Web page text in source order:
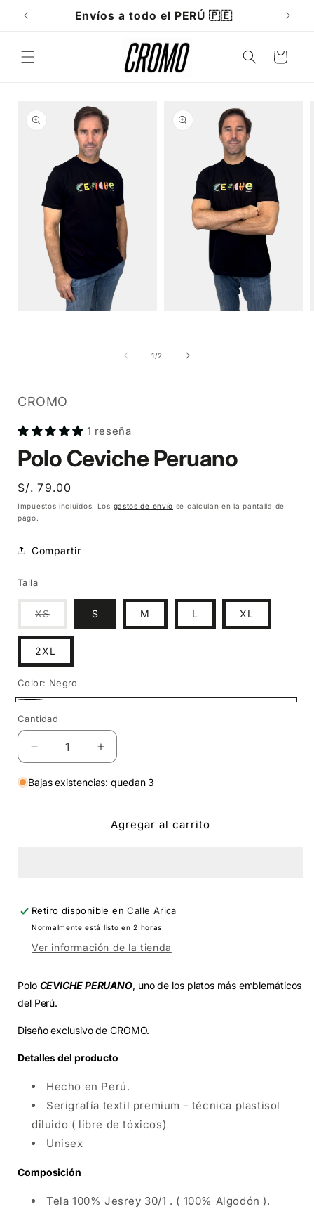
directamenteEnvíos a todo el PERÚ 🇵🇪
Carrito
información
del producto
1/de
2
CROMO
1 reseña
Polo Ceviche Peruano
Precio
habitual
S/. 79.00
Impuestos incluidos. Los gastos de envío se calculan en la pantalla de
pago.
Compartir
Talla
XSVariante
agotada
o
no
disponible
S M L XL
2XL
Color: Negro
Cantidad
Cantidad
Reducir
cantidad
para
Aumentar
cantidad
para
Peruano
Bajas existencias: quedan 3
Agregar al carrito
Retiro disponible enCalle Arica
Normalmente está listo en 2 horas
Ver información de la tienda
Polo CEVICHE PERUANO, uno de los platos más emblemáticos
del Perú.
Diseño exclusivo de CROMO.
Detalles del producto
Hecho en Perú.
Serigrafía textil premium - técnica plastisol
diluido ( libre de tóxicos)
Unisex
Composición
Tela 100% Jesrey 30/1 . ( 100% Algodón ).